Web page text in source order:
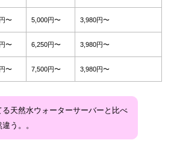
〜 5,000円〜 3,980円〜
〜 6,250円〜 3,980円〜
〜 7,500円〜 3,980円〜
る天然水ウォーターサーバーと比べ
う。。